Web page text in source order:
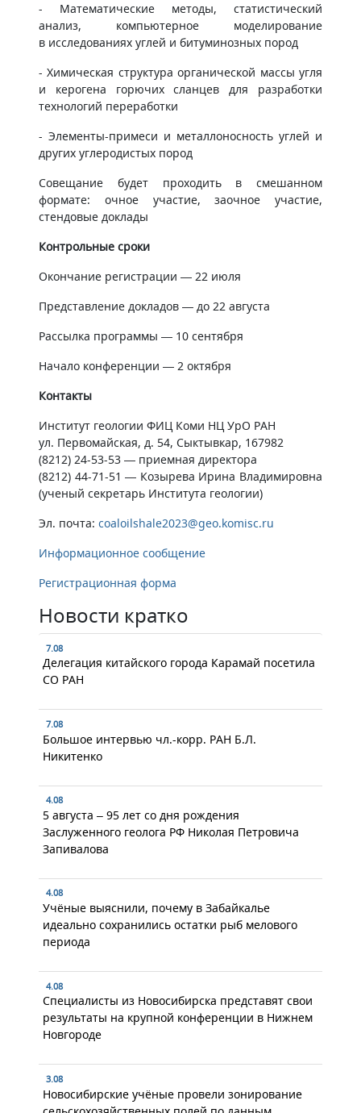
- Математические методы, статистический
анализ, компьютерное моделирование
в исследованиях углей и битуминозных пород
- Химическая структура органической массы угля
и керогена горючих сланцев для разработки
технологий переработки
- Элементы-примеси и металлоносность углей и
других углеродистых пород
Совещание будет проходить в смешанном
формате: очное участие, заочное участие,
стендовые доклады
Контрольные сроки
Окончание регистрации — 22 июля
Представление докладов — до 22 августа
Рассылка программы — 10 сентября
Начало конференции — 2 октября
Контакты
Институт геологии ФИЦ Коми НЦ УрО РАН
ул. Первомайская, д. 54, Сыктывкар, 167982
(8212) 24-53-53 — приемная директора
(8212) 44-71-51 — Козырева Ирина Владимировна
(ученый секретарь Института геологии)
Эл. почта: coaloilshale2023@geo.komisc.ru
Информационное сообщение
Регистрационная форма
Новости кратко
7.08
Делегация китайского города Карамай посетила
СО РАН
7.08
Большое интервью чл.-корр. РАН Б.Л.
Никитенко
4.08
5 августа – 95 лет со дня рождения
Заслуженного геолога РФ Николая Петровича
Запивалова
4.08
Учёные выяснили, почему в Забайкалье
идеально сохранились остатки рыб мелового
периода
4.08
Специалисты из Новосибирска представят свои
результаты на крупной конференции в Нижнем
Новгороде
3.08
Новосибирские учёные провели зонирование